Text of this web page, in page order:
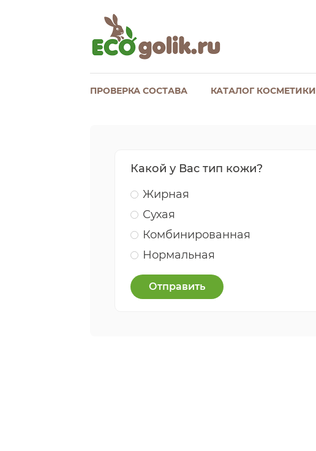
ПРОВЕРКА СОСТАВА КАТАЛОГ КОСМЕТИКИ
Какой у Вас тип кожи?
Жирная
Сухая
Комбинированная
Нормальная
Отправить